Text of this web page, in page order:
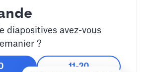
diapositives avez-vous
?
11-20